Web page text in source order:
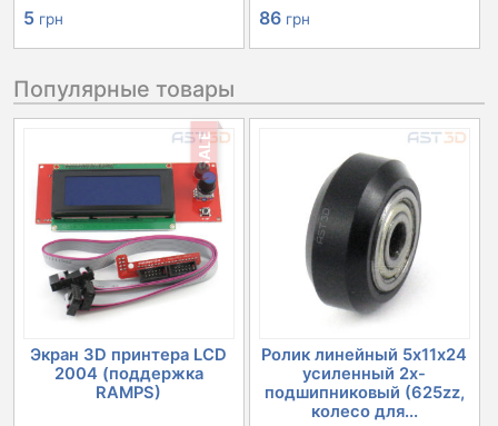
5 грн 86 грн
Популярные товары
SALE
Экран 3D принтера LCD
2004 (поддержка
RAMPS)
Ролик линейный 5х11х24
усиленный 2х-
подшипниковый (625zz,
колесо для...